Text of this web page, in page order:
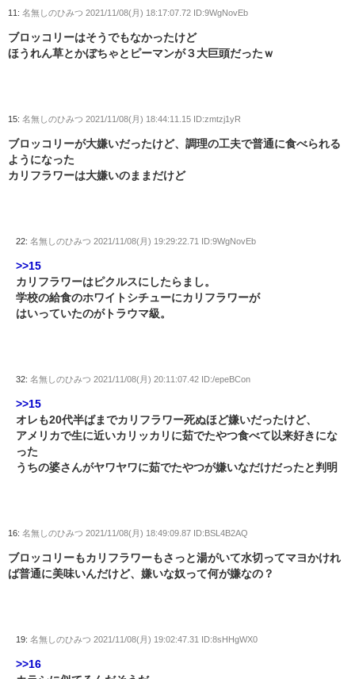
11: 名無しのひみつ 2021/11/08(月) 18:17:07.72 ID:9WgNovEb
ブロッコリーはそうでもなかったけど
ほうれん草とかぼちゃとピーマンが３大巨頭だったｗ
15: 名無しのひみつ 2021/11/08(月) 18:44:11.15 ID:zmtzj1yR
ブロッコリーが大嫌いだったけど、調理の工夫で普通に食べられる
ようになった
カリフラワーは大嫌いのままだけど
22: 名無しのひみつ 2021/11/08(月) 19:29:22.71 ID:9WgNovEb
>>15
カリフラワーはピクルスにしたらまし。
学校の給食のホワイトシチューにカリフラワーが
はいっていたのがトラウマ級。
32: 名無しのひみつ 2021/11/08(月) 20:11:07.42 ID:/epeBCon
>>15
オレも20代半ばまでカリフラワー死ぬほど嫌いだったけど、
アメリカで生に近いカリッカリに茹でたやつ食べて以来好きにな
った
うちの婆さんがヤワヤワに茹でたやつが嫌いなだけだったと判明
16: 名無しのひみつ 2021/11/08(月) 18:49:09.87 ID:BSL4B2AQ
ブロッコリーもカリフラワーもさっと湯がいて水切ってマヨかけれ
ば普通に美味いんだけど、嫌いな奴って何が嫌なの？
19: 名無しのひみつ 2021/11/08(月) 19:02:47.31 ID:8sHHgWX0
>>16